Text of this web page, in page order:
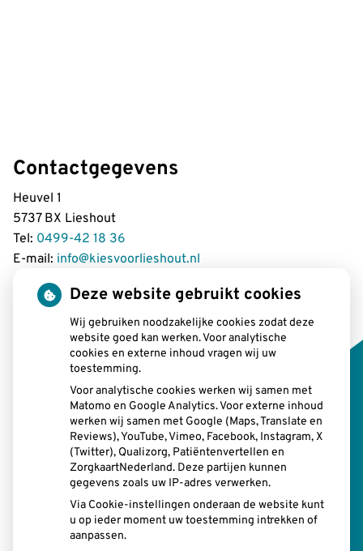
Contactgegevens
Heuvel 1
5737 BX Lieshout
Tel: 0499-42 18 36
E-mail: info@kiesvoorlieshout.nl
Openingstijden
Maandag: 08:00 uur
13.00 uurtot
- 17:00 uur
08:00 uurtot
- 12.15 uur
13.00 uurtot
- 17:00 uur
Woensdag:
08:00 uurtot
- 12.15 uur
13.00 uurtot
- 17:00 uur
Donderdag:
08:00 uurtot
- 12.15 uur
13.00 uurtot
- 17:00 uur
08:00 uurtot
- 12.15 uur
Deze website gebruikt cookies
Wij gebruiken noodzakelijke cookies zodat deze
website goed kan werken. Voor analytische
cookies en externe inhoud vragen wij uw
toestemming.
Voor analytische cookies werken wij samen met
Matomo en Google Analytics. Voor externe inhoud
werken wij samen met Google (Maps, Translate en
Reviews), YouTube, Vimeo, Facebook, Instagram, X
(Twitter), Qualizorg, Patiëntenvertellen en
ZorgkaartNederland. Deze partijen kunnen
gegevens zoals uw IP-adres verwerken.
Via Cookie-instellingen onderaan de website kunt
u op ieder moment uw toestemming intrekken of
aanpassen.